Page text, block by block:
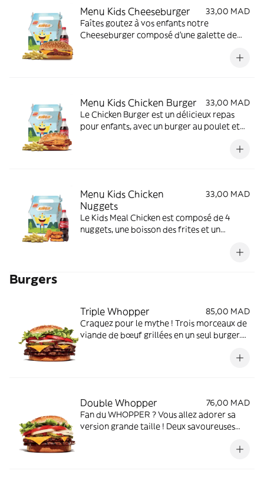
Menu Kids Cheeseburger
33,00 MAD
Faîtes goutez à vos enfants notre
Cheeseburger composé d'une galette de
couche de fromage américain fondu, et de
Menu Kids Chicken Burger
33,00 MAD
Le Chicken Burger est un délicieux repas
pour enfants, avec un burger au poulet et
choisir en plus une boisson au choix, et sans
Menu Kids Chicken
Nuggets
33,00 MAD
Le Kids Meal Chicken est composé de 4
nuggets, une boisson des frites et un
Burgers
Triple Whopper
85,00 MAD
Craquez pour le mythe ! Trois morceaux de
viande de bœuf grillées en un seul burger.
Double Whopper
76,00 MAD
Fan du WHOPPER ? Vous allez adorer sa
version grande taille ! Deux savoureuses